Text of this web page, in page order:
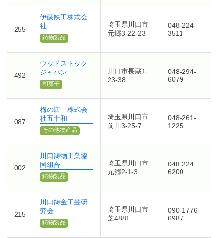
255
伊藤鉄工株式会
社
鋳物製品
埼玉県川口市
元郷3-22-23
048-224-
3511
492
ウッドストック
ジャパン
和菓子
川口市長蔵1-
23-38
048-294-
6079
087
梅の店 株式会
社五十和
その他物産品
埼玉県川口市
前川3-25-7
048-261-
1225
002
川口鋳物工業協
同組合
鋳物製品
埼玉県川口市
元郷2-1-3
048-224-
6200
215
川口鋳金工芸研
究会
鋳物製品
埼玉県川口市
芝4881
090-1776-
6987